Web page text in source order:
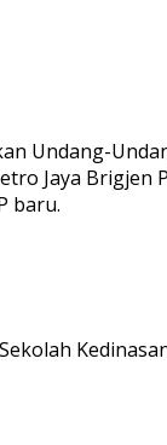
Undang-
Jaya
baru.